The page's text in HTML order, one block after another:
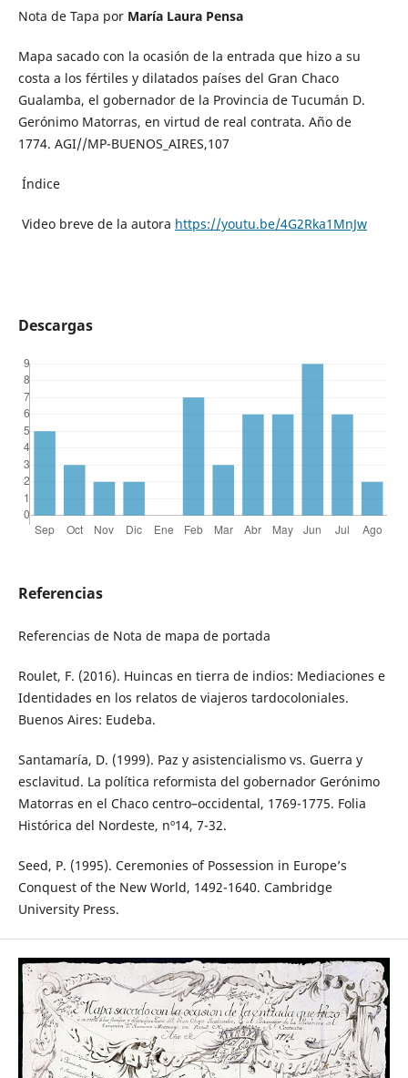
Nota de Tapa por María Laura Pensa
Mapa sacado con la ocasión de la entrada que hizo a su
costa a los fértiles y dilatados países del Gran Chaco
Gualamba, el gobernador de la Provincia de Tucumán D.
Gerónimo Matorras, en virtud de real contrata. Año de
1774. AGI//MP-BUENOS_AIRES,107
Índice
Video breve de la autora https://youtu.be/4G2Rka1MnJw
Descargas
Referencias
Referencias de Nota de mapa de portada
Roulet, F. (2016). Huincas en tierra de indios: Mediaciones e
Identidades en los relatos de viajeros tardocoloniales.
Buenos Aires: Eudeba.
Santamaría, D. (1999). Paz y asistencialismo vs. Guerra y
esclavitud. La política reformista del gobernador Gerónimo
Matorras en el Chaco centro–occidental, 1769-1775. Folia
Histórica del Nordeste, nº14, 7-32.
Seed, P. (1995). Ceremonies of Possession in Europe’s
Conquest of the New World, 1492-1640. Cambridge
University Press.